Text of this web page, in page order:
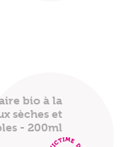
bio à la
sèches et
- 200ml